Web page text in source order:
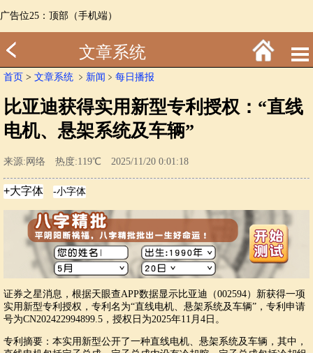
广告位25：顶部（手机端）
文章系统
首页 > 文章系统 ﹥ 新闻 ﹥ 每日播报
比亚迪获得实用新型专利授权：“直线
电机、悬架系统及车辆”
来源:网络 热度:119℃ 2025/11/20 0:01:18
证券之星消息，根据天眼查APP数据显示比亚迪（002594）新获得一项
实用新型专利授权，专利名为“直线电机、悬架系统及车辆”，专利申请
号为CN202422994899.5，授权日为2025年11月4日。
专利摘要：本实用新型公开了一种直线电机、悬架系统及车辆，其中，